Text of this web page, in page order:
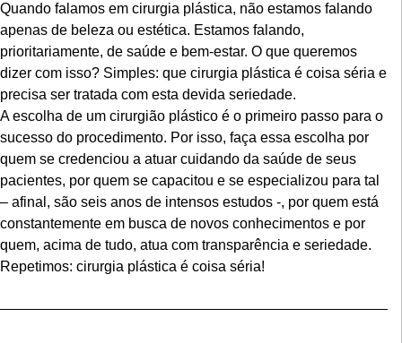
Quando falamos em cirurgia plástica, não estamos falando
apenas de beleza ou estética. Estamos falando,
prioritariamente, de saúde e bem-estar. O que queremos
dizer com isso? Simples: que cirurgia plástica é coisa séria e
precisa ser tratada com esta devida seriedade.
A escolha de um cirurgião plástico é o primeiro passo para o
sucesso do procedimento. Por isso, faça essa escolha por
quem se credenciou a atuar cuidando da saúde de seus
pacientes, por quem se capacitou e se especializou para tal
– afinal, são seis anos de intensos estudos -, por quem está
constantemente em busca de novos conhecimentos e por
quem, acima de tudo, atua com transparência e seriedade.
Repetimos: cirurgia plástica é coisa séria!